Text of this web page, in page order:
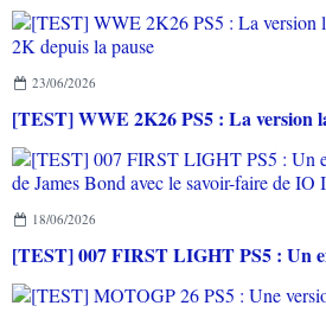
23/06/2026
18/06/2026